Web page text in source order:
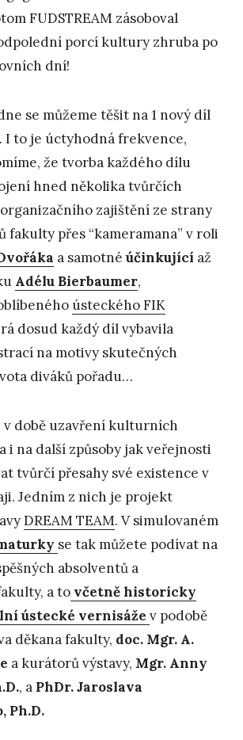
FUDSTREAM zásoboval
porcí kultury zhruba po
dní!
se můžeme těšit na 1 nový díl
I to je úctyhodná frekvence,
že tvorba každého dílu
hned několika tvůrčích
zajištění ze strany
fakulty přes “kameramana” v roli
a samotnéúčinkující až
Adélu Bierbaumer,
ústeckého FIK
dosud každý díl vybavila
na motivy skutečných
diváků pořadu…
v době uzavření kulturních
i na další způsoby jak veřejnosti
tvůrčí přesahy své existence v
Jedním z nich je projekt
DREAM TEAM. V simulovaném
se tak můžete podívat na
absolventů a
a to včetně historicky
ústecké vernisáže v podobě
děkana fakulty, doc. Mgr. A.
a kurátorů výstavy, Mgr. Anny
, a PhDr. Jaroslava
Ph.D.